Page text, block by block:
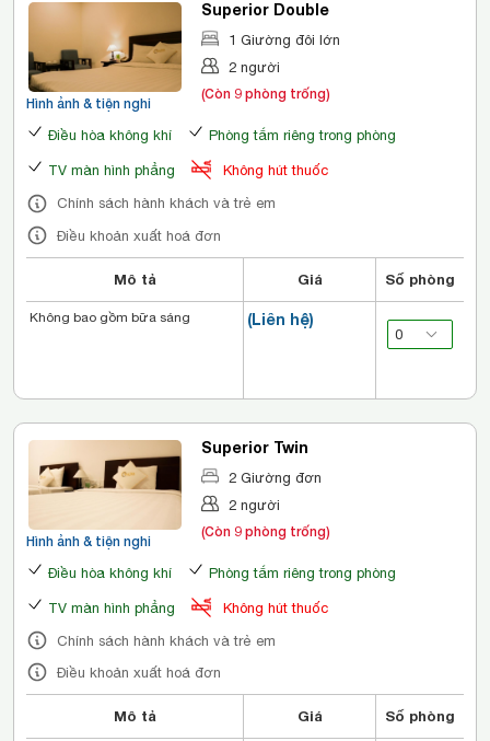
Hình ảnh & tiện nghi
Superior Double
1 Giường đôi lớn
2 người
(Còn 9 phòng trống)
Điều hòa không khí Phòng tắm riêng trong phòng
TV màn hình phẳng
Không hút thuốc
Chính sách hành khách và trẻ em
Điều khoản xuất hoá đơn
Mô tả Giá Số phòng
(Liên hệ)
Không bao gồm bữa sáng
Hình ảnh & tiện nghi
Superior Twin
2 Giường đơn
2 người
(Còn 9 phòng trống)
Điều hòa không khí Phòng tắm riêng trong phòng
TV màn hình phẳng
Không hút thuốc
Chính sách hành khách và trẻ em
Điều khoản xuất hoá đơn
Mô tả Giá Số phòng